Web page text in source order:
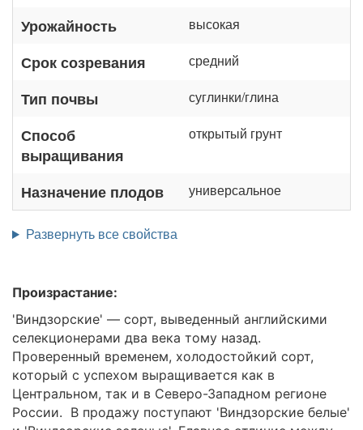
Урожайность высокая
Срок созревания средний
Тип почвы суглинки/глина
Способ
выращивания
открытый грунт
Назначение плодов универсальное
Развернуть все свойства
Произрастание:
'Виндзорские' — сорт, выведенный английскими
селекционерами два века тому назад.
Проверенный временем, холодостойкий сорт,
который с успехом выращивается как в
Центральном, так и в Северо-Западном регионе
России. В продажу поступают 'Виндзорские белые'